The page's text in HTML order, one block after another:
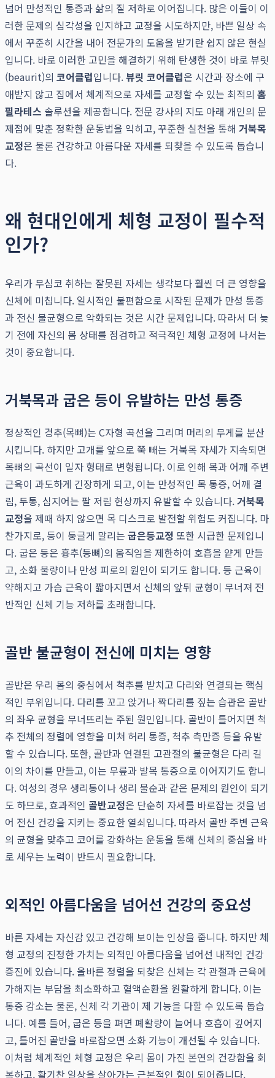
넘어 만성적인 통증과 삶의 질 저하로 이어집니다. 많은 이들이 이
러한 문제의 심각성을 인지하고 교정을 시도하지만, 바쁜 일상 속
에서 꾸준히 시간을 내어 전문가의 도움을 받기란 쉽지 않은 현실
입니다. 바로 이러한 고민을 해결하기 위해 탄생한 것이 바로 뷰릿
(beaurit)의 코어클럽입니다.뷰릿 코어클럽은 시간과 장소에 구
애받지 않고 집에서 체계적으로 자세를 교정할 수 있는 최적의 홈
필라테스 솔루션을 제공합니다. 전문 강사의 지도 아래 개인의 문
제점에 맞춘 정확한 운동법을 익히고, 꾸준한 실천을 통해 거북목
교정은 물론 건강하고 아름다운 자세를 되찾을 수 있도록 돕습니
다.
왜 현대인에게 체형 교정이 필수적
인가?
우리가 무심코 취하는 잘못된 자세는 생각보다 훨씬 더 큰 영향을
신체에 미칩니다. 일시적인 불편함으로 시작된 문제가 만성 통증
과 전신 불균형으로 악화되는 것은 시간 문제입니다. 따라서 더 늦
기 전에 자신의 몸 상태를 점검하고 적극적인 체형 교정에 나서는
것이 중요합니다.
거북목과 굽은 등이 유발하는 만성 통증
정상적인 경추(목뼈)는 C자형 곡선을 그리며 머리의 무게를 분산
시킵니다. 하지만 고개를 앞으로 쭉 빼는 거북목 자세가 지속되면
목뼈의 곡선이 일자 형태로 변형됩니다. 이로 인해 목과 어깨 주변
근육이 과도하게 긴장하게 되고, 이는 만성적인 목 통증, 어깨 결
림, 두통, 심지어는 팔 저림 현상까지 유발할 수 있습니다.거북목
교정을 제때 하지 않으면 목 디스크로 발전할 위험도 커집니다. 마
찬가지로, 등이 둥글게 말리는 굽은등교정 또한 시급한 문제입니
다. 굽은 등은 흉추(등뼈)의 움직임을 제한하여 호흡을 얕게 만들
고, 소화 불량이나 만성 피로의 원인이 되기도 합니다. 등 근육이
약해지고 가슴 근육이 짧아지면서 신체의 앞뒤 균형이 무너져 전
반적인 신체 기능 저하를 초래합니다.
골반 불균형이 전신에 미치는 영향
골반은 우리 몸의 중심에서 척추를 받치고 다리와 연결되는 핵심
적인 부위입니다. 다리를 꼬고 앉거나 짝다리를 짚는 습관은 골반
의 좌우 균형을 무너뜨리는 주된 원인입니다. 골반이 틀어지면 척
추 전체의 정렬에 영향을 미쳐 허리 통증, 척추 측만증 등을 유발
할 수 있습니다. 또한, 골반과 연결된 고관절의 불균형은 다리 길
이의 차이를 만들고, 이는 무릎과 발목 통증으로 이어지기도 합니
다. 여성의 경우 생리통이나 생리 불순과 같은 문제의 원인이 되기
도 하므로, 효과적인 골반교정은 단순히 자세를 바로잡는 것을 넘
어 전신 건강을 지키는 중요한 열쇠입니다. 따라서 골반 주변 근육
의 균형을 맞추고 코어를 강화하는 운동을 통해 신체의 중심을 바
로 세우는 노력이 반드시 필요합니다.
외적인 아름다움을 넘어선 건강의 중요성
바른 자세는 자신감 있고 건강해 보이는 인상을 줍니다. 하지만 체
형 교정의 진정한 가치는 외적인 아름다움을 넘어선 내적인 건강
증진에 있습니다. 올바른 정렬을 되찾은 신체는 각 관절과 근육에
가해지는 부담을 최소화하고 혈액순환을 원활하게 합니다. 이는
통증 감소는 물론, 신체 각 기관이 제 기능을 다할 수 있도록 돕습
니다. 예를 들어, 굽은 등을 펴면 폐활량이 늘어나 호흡이 깊어지
고, 틀어진 골반을 바로잡으면 소화 기능이 개선될 수 있습니다.
이처럼 체계적인 체형 교정은 우리 몸이 가진 본연의 건강함을 회
복하고, 활기찬 일상을 살아가는 근본적인 힘이 되어줍니다.